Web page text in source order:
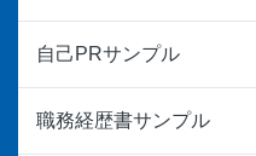
自己PRサンプル
職務経歴書サンプル